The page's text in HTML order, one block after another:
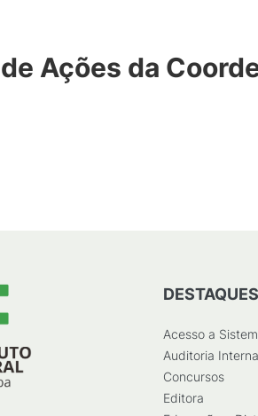
Ações da
DESTAQUES
Acesso a
Auditoria Interna
Concursos
Editora